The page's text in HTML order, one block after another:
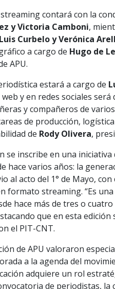
contará con la
y Victoria Camboni,
Luis Curbelo y Verónica
a cargo de Hugo de
APU.
estará a cargo de
y en redes sociales
y compañeros de
de producción,
de Rody Olivera,
se inscribe en una iniciativa
hace varios años: la
al acto del 1° de Mayo,
formato streaming. “Es una
hace más de tres o
que en esta
el PIT-CNT.
de APU valoraron
a la agenda del
adquiere un rol
de periodistas, la